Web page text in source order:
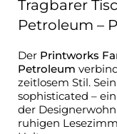
Tragbarer
Petroleum –
Der Printworks
Petroleum
zeitlosem Stil.
sophisticated –
der
ruhigen